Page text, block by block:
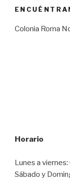
Colonia Roma
Horario
Lunes a
Sábado y